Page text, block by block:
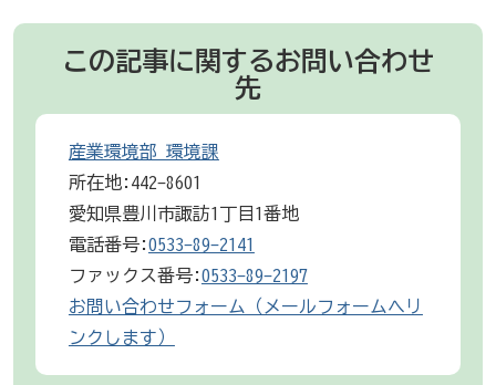
この記事に関するお問い合わせ
先
産業環境部 環境課
所在地:442-8601
愛知県豊川市諏訪1丁目1番地
電話番号:0533-89-2141
ファックス番号:0533-89-2197
お問い合わせフォーム（メールフォームへリ
ンクします）